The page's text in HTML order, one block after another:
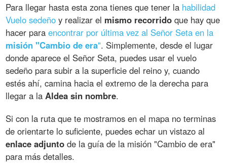
Para llegar hasta esta zona tienes que tener la habilidad
Vuelo sedeño y realizar el mismo recorrido que hay que
hacer paraencontrar por última vez al Señor Seta en la
misión "Cambio de era". Simplemente, desde el lugar
donde aparece el Señor Seta, puedes usar el vuelo
sedeño para subir a la superficie del reino y, cuando
estés ahí, camina hacia el extremo de la derecha para
llegar a la Aldea sin nombre.
Si con la ruta que te mostramos en el mapa no terminas
de orientarte lo suficiente, puedes echar un vistazo al
enlace adjunto de la guía de la misión "Cambio de era"
para más detalles.